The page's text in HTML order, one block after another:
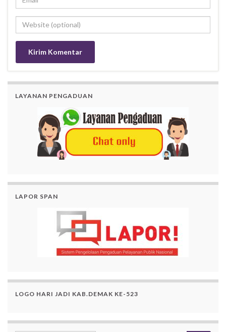
LAYANAN PENGADUAN
LAPOR SPAN
LOGO HARI JADI KAB.DEMAK KE-523